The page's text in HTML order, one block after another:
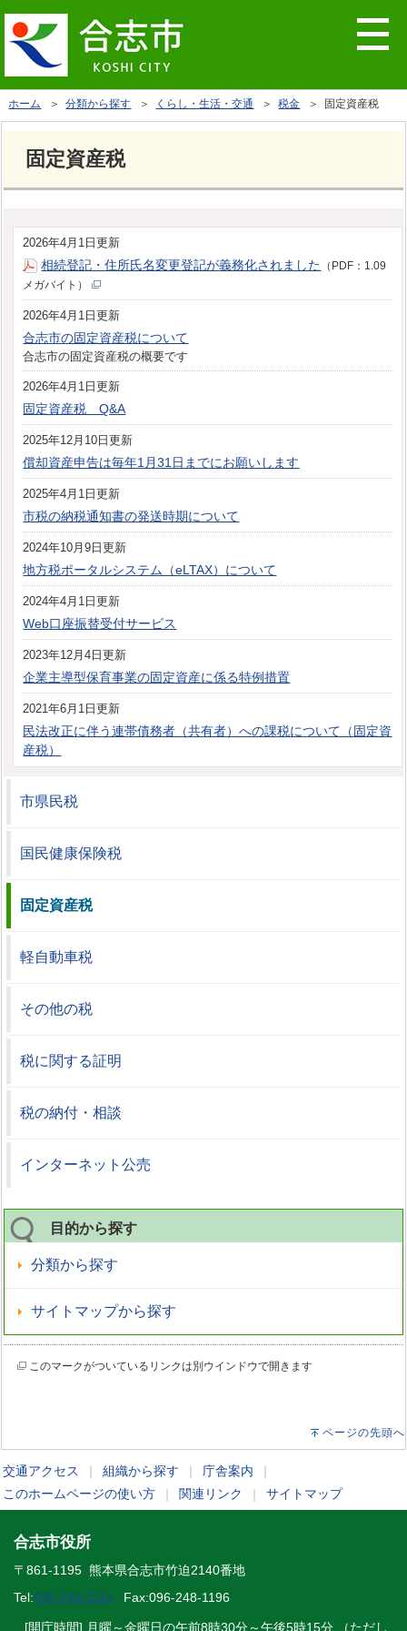
ホーム ＞分類から探す ＞ くらし・生活・交通 ＞税金 ＞ 固定資産税
固定資産税
2026年4月1日更新
相続登記・住所氏名変更登記が義務化されました （PDF：1.09
メガバイト）
2026年4月1日更新
合志市の固定資産税について
合志市の固定資産税の概要です
2026年4月1日更新
固定資産税 Q&A
2025年12月10日更新
償却資産申告は毎年1月31日までにお願いします
2025年4月1日更新
市税の納税通知書の発送時期について
2024年10月9日更新
地方税ポータルシステム（eLTAX）について
2024年4月1日更新
Web口座振替受付サービス
2023年12月4日更新
企業主導型保育事業の固定資産に係る特例措置
2021年6月1日更新
民法改正に伴う連帯債務者（共有者）への課税について（固定資
産税）
市県民税
国民健康保険税
固定資産税
軽自動車税
その他の税
税に関する証明
税の納付・相談
インターネット公売
目的から探す
分類から探す
サイトマップから探す
このマークがついているリンクは別ウインドウで開きます
ページの先頭へ
交通アクセス 組織から探す 庁舎案内
このホームページの使い方
関連リンク サイトマップ
合志市役所
〒861-1195 熊本県合志市竹迫2140番地
Tel:096-248-1111 Fax:096-248-1196
[開庁時間] 月曜～金曜日の午前8時30分～午後5時15分 （ただし、